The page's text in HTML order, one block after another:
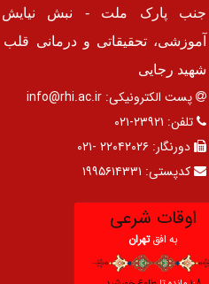
جنب پارک ملت - نبش نیایش
آموزشی، تحقیقاتی و درمانی
شهید رجایی
پست الکترونیکی: info@rhi.ac.ir
تلفن: ۲۳۹۲۱-۰۲۱
دورنگار: ۲۲۰۴۲۰۲۶ -۰۲۱
کدپستی: ۱۹۹۵۶۱۴۳۳۱